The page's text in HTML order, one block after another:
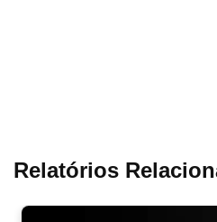
Relatórios